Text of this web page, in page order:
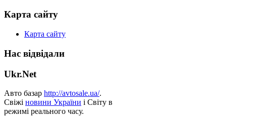
Карта сайту
Карта сайту
Нас відвідали
Ukr.Net
Авто базар http://avtosale.ua/.
Свіжі новини України і Світу в
режимі реального часу.